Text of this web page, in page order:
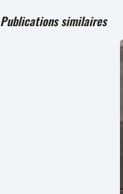
Publications similaires